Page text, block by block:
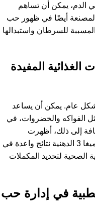
الدم، يمكن أن تساهم
المصنعة أيضًا في ظهور حب
للسرطان واستبدالها
الغذائية المفيدة
عام. يمكن أن يساعد
الفواكه والخضروات، في
إلى ذلك، أظهرت
المكملات الغذائية مثل الزنك وأحماض أوميغا 3 الدهنية نتائج واعدة في
الصحية لتحديد المكملات
في إدارة حب